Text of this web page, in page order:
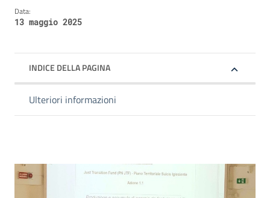
Data:
13 maggio 2025
INDICE DELLA PAGINA
Ulteriori informazioni